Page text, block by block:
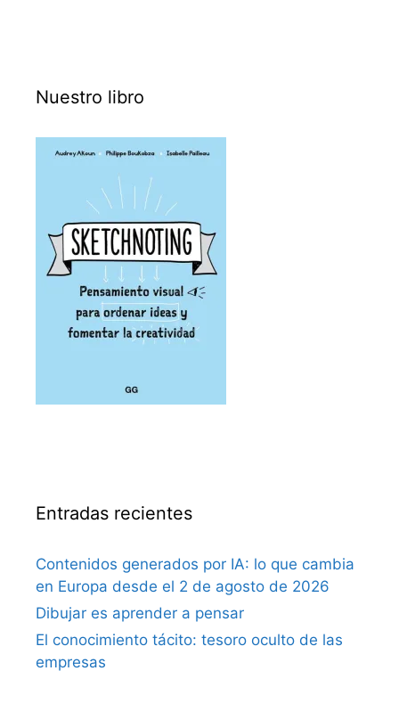
Nuestro libro
Entradas recientes
Contenidos generados por IA: lo que cambia
en Europa desde el 2 de agosto de 2026
Dibujar es aprender a pensar
El conocimiento tácito: tesoro oculto de las
empresas